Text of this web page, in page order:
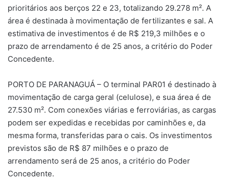
prioritários aos berços 22 e 23, totalizando 29.278 m². A
área é destinada à movimentação de fertilizantes e sal. A
estimativa de investimentos é de R$ 219,3 milhões e o
prazo de arrendamento é de 25 anos, a critério do Poder
Concedente.
PORTO DE PARANAGUÁ – O terminal PAR01 é destinado à
movimentação de carga geral (celulose), e sua área é de
27.530 m². Com conexões viárias e ferroviárias, as cargas
podem ser expedidas e recebidas por caminhões e, da
mesma forma, transferidas para o cais. Os investimentos
previstos são de R$ 87 milhões e o prazo de
arrendamento será de 25 anos, a critério do Poder
Concedente.